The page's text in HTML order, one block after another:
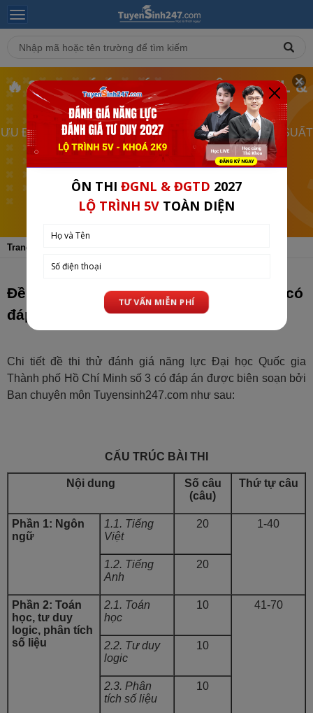
🔥 2K9 CHÚ Ý - LỚP LIVE ÔN ĐGNL &
ĐGTD SẮP ĐÓNG
ƯU ĐÃI ĐẶC BIỆT - GIẢM 50% HỌC PHÍ CHỈ CHO 300 SUẤT
CHỈ CÒN 1 NGÀY
Trang chủ
Đề thi thử đánh giá năng lực HCM số 3 có
đáp án - Tuyensinh247
Chi tiết đề thi thử đánh giá năng lực Đại học Quốc gia
Thành phố Hồ Chí Minh số 3 có đáp án được biên soạn bởi
Ban chuyên môn Tuyensinh247.com như sau:
CẤU TRÚC BÀI THI
Nội dung
Số câu
(câu)
Thứ tự câu
Phần 1: Ngôn
ngữ
1.1. Tiếng
Việt
20 1-40
1.2. Tiếng
Anh
20
Phần 2: Toán
học, tư duy
logic, phân tích
số liệu
2.1. Toán
học
10 41-70
2.2. Tư duy
logic
10
2.3. Phân
tích số liệu
10